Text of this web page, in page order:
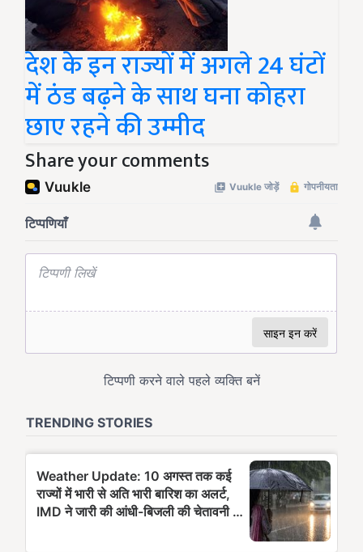
देश के इन राज्यों में अगले 24 घंटों
में ठंड बढ़ने के साथ घना कोहरा
छाए रहने की उम्मीद
Share your comments